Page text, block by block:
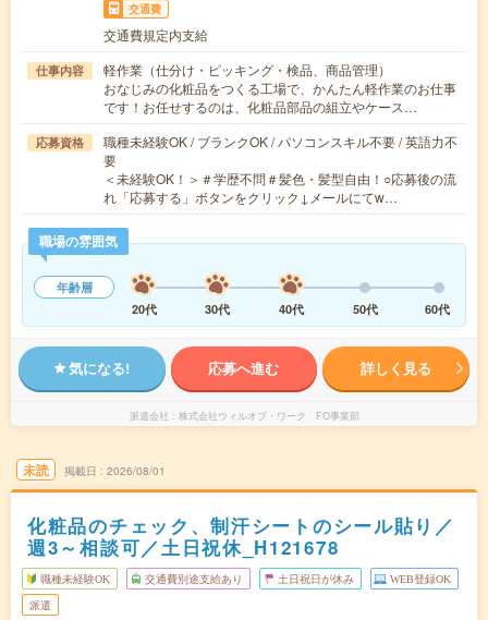
交通費
交通費規定内支給
仕事内容
軽作業（仕分け・ピッキング・検品、商品管理）
おなじみの化粧品をつくる工場で、かんたん軽作業のお仕事
です！お任せするのは、化粧品部品の組立やケース…
応募資格
職種未経験OK / ブランクOK / パソコンスキル不要 / 英語力不
要
＜未経験OK！＞＃学歴不問＃髪色・髪型自由！○応募後の流
れ「応募する」ボタンをクリック↓メールにてw…
職場の雰囲気
年齢層
20代
30代 40代 50代 60代
気になる! 応募へ進む 詳しく見る
派遣会社 株式会社ウィルオブ・ワーク FO事業部
未読 掲載日 2026/08/01
化粧品のチェック、制汗シートのシール貼り／
週3～相談可／土日祝休_H121678
職種未経験OK 交通費別途支給あり 土日祝日が休み WEB登録OK
派遣